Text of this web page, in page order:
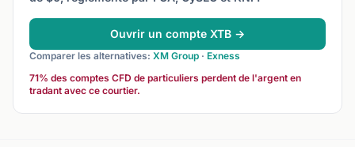
Ouvrir un compte XTB →
Comparer les alternatives: XM Group · Exness
71% des comptes CFD de particuliers perdent de l'argent en
tradant avec ce courtier.